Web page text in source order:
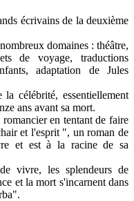
écrivains de la deuxième
domaines : théâtre,
de voyage, traductions
adaptation de Jules
célébrité, essentiellement
ans avant sa mort.
en tentant de faire
et l'esprit ", un roman de
et est à la racine de sa
vivre, les splendeurs de
et la mort s'incarnent dans